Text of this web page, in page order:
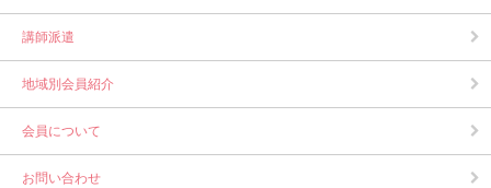
講師派遣
地域別会員紹介
会員について
お問い合わせ